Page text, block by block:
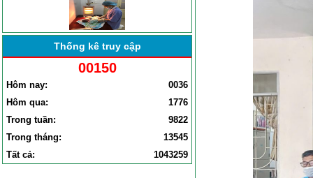
Thống kê truy cập
00150
Hôm nay:
0036
Hôm qua:
1776
Trong tuần:
9822
Trong tháng:
13545
Tất cả:
1043259